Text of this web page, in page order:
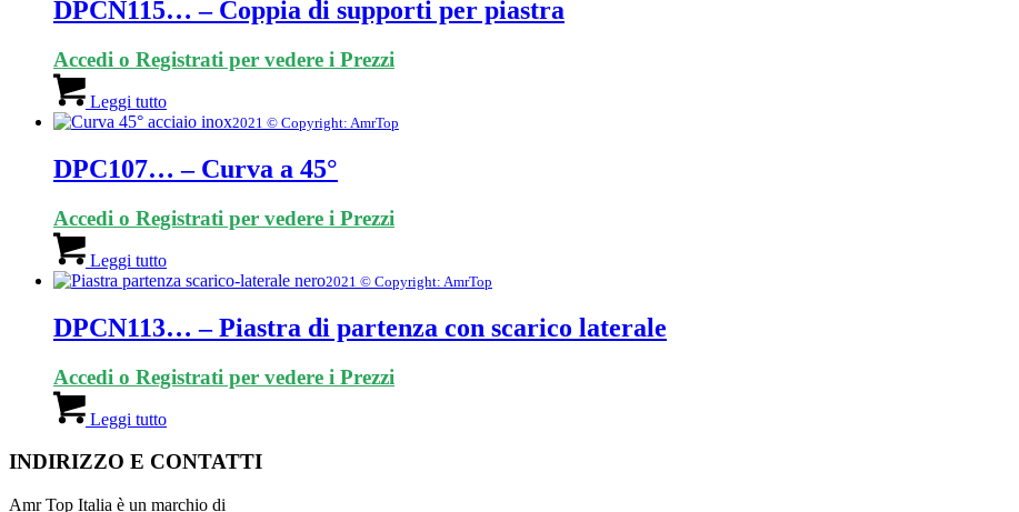
DPCN115… – Coppia di supporti per piastra
Accedi o Registrati per vedere i Prezzi
Leggi tutto
2021 © Copyright: AmrTop
DPC107… – Curva a 45°
Accedi o Registrati per vedere i Prezzi
Leggi tutto
2021 © Copyright: AmrTop
DPCN113… – Piastra di partenza con scarico laterale
Accedi o Registrati per vedere i Prezzi
Leggi tutto
INDIRIZZO E CONTATTI
Amr Top Italia è un marchio di